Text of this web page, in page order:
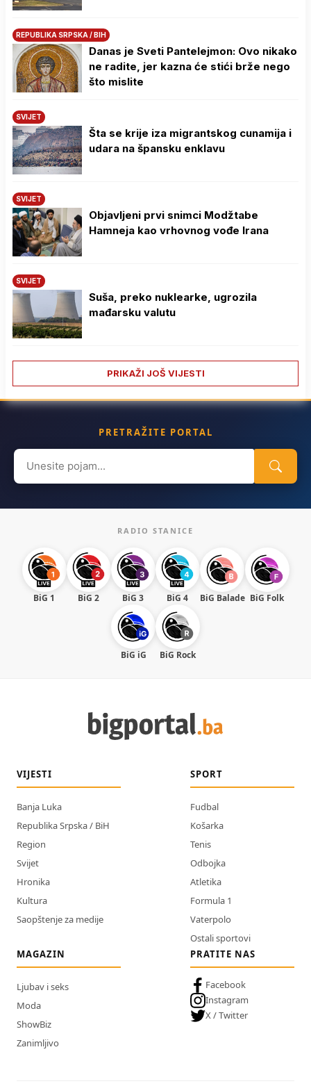
REPUBLIKA SRPSKA / BIH
Danas je Sveti Pantelejmon: Ovo nikako
ne radite, jer kazna će stići brže nego
što mislite
SVIJET
Šta se krije iza migrantskog cunamija i
udara na špansku enklavu
SVIJET
Objavljeni prvi snimci Modžtabe
Hamneja kao vrhovnog vođe Irana
SVIJET
Suša, preko nuklearke, ugrozila
mađarsku valutu
PRIKAŽI JOŠ VIJESTI
PRETRAŽITE PORTAL
Search
for:
RADIO STANICE
BiG 1 BiG 2 BiG 3 BiG 4 BiG Balade BiG Folk
BiG iG BiG Rock
VIJESTI
Banja Luka
Republika Srpska / BiH
Region
Svijet
Hronika
Kultura
Saopštenje za medije
SPORT
Fudbal
Košarka
Tenis
Odbojka
Atletika
Formula 1
Vaterpolo
Ostali sportovi
MAGAZIN
Ljubav i seks
Moda
ShowBiz
Zanimljivo
PRATITE NAS
Facebook
Instagram
X / Twitter